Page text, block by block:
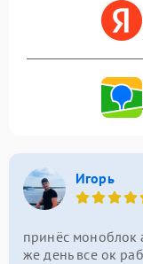
Игорь
принёс моноблок
же день все ок